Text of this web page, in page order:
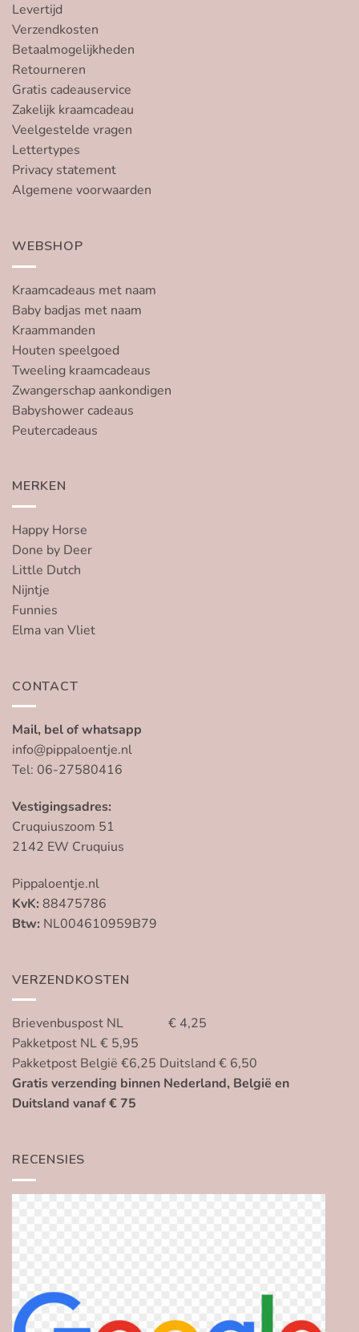
Levertijd
Verzendkosten
Betaalmogelijkheden
Retourneren
Gratis cadeauservice
Zakelijk kraamcadeau
Veelgestelde vragen
Lettertypes
Privacy statement
Algemene voorwaarden
WEBSHOP
Kraamcadeaus met naam
Baby badjas met naam
Kraammanden
Houten speelgoed
Tweeling kraamcadeaus
Zwangerschap aankondigen
Babyshower cadeaus
Peutercadeaus
MERKEN
Happy Horse
Done by Deer
Little Dutch
Nijntje
Funnies
Elma van Vliet
CONTACT
Mail, bel of whatsapp
info@pippaloentje.nl
Tel: 06-27580416
Vestigingsadres:
Cruquiuszoom 51
2142 EW Cruquius
Pippaloentje.nl
KvK: 88475786
Btw: NL004610959B79
VERZENDKOSTEN
Brievenbuspost NL € 4,25
Pakketpost NL € 5,95
Pakketpost België €6,25 Duitsland € 6,50
Gratis verzending binnen Nederland, België en
Duitsland vanaf € 75
RECENSIES